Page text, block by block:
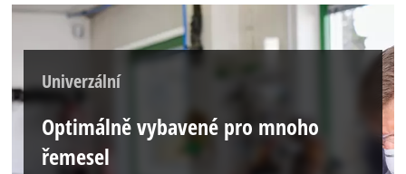
Univerzální
Optimálně vybavené pro mnoho
řemesel